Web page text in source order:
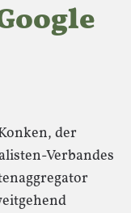
der
Verbandes